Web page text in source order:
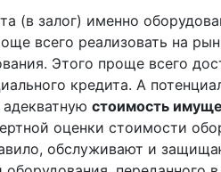
(в залог) именно
всего реализовать на
Этого проще всего
кредита. А
стоимость
оценки стоимости
обслуживают и